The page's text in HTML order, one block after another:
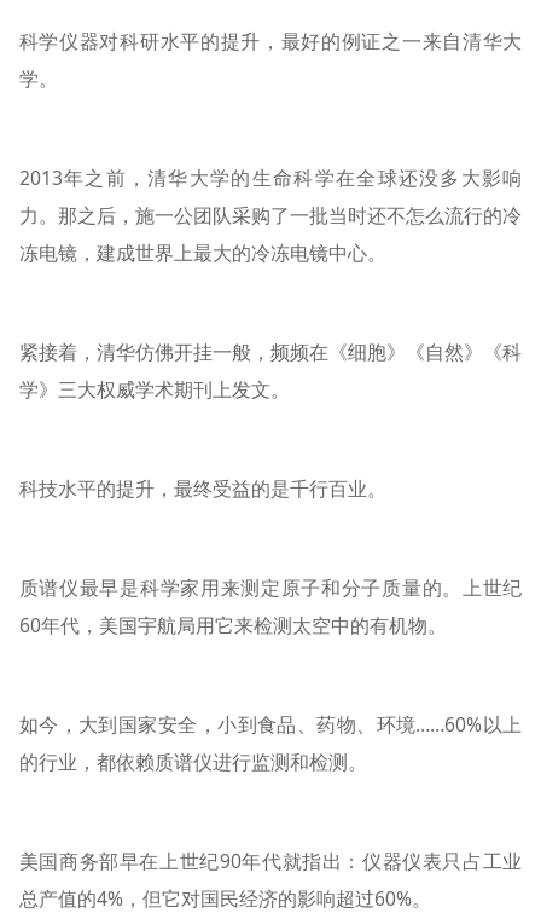
科学仪器对科研水平的提升，最好的例证之一来自清华大
学。
2013年之前，清华大学的生命科学在全球还没多大影响
力。那之后，施一公团队采购了一批当时还不怎么流行的冷
冻电镜，建成世界上最大的冷冻电镜中心。
紧接着，清华仿佛开挂一般，频频在《细胞》《自然》《科
学》三大权威学术期刊上发文。
科技水平的提升，最终受益的是千行百业。
质谱仪最早是科学家用来测定原子和分子质量的。上世纪
60年代，美国宇航局用它来检测太空中的有机物。
如今，大到国家安全，小到食品、药物、环境……60%以上
的行业，都依赖质谱仪进行监测和检测。
美国商务部早在上世纪90年代就指出：仪器仪表只占工业
总产值的4%，但它对国民经济的影响超过60%。